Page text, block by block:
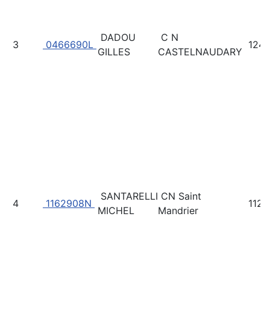
3 0466690L
DADOU
GILLES
C N
CASTELNAUDARY
124
4 1162908N
SANTARELLI
MICHEL
CN Saint
Mandrier
112